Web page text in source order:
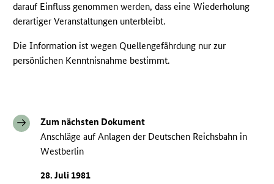
darauf Einfluss genommen werden, dass eine Wiederholung
derartiger Veranstaltungen unterbleibt.
Die Information ist wegen Quellengefährdung nur zur
persönlichen Kenntnisnahme bestimmt.
Zum nächsten Dokument
Anschläge auf Anlagen der Deutschen Reichsbahn in
Westberlin
28. Juli 1981